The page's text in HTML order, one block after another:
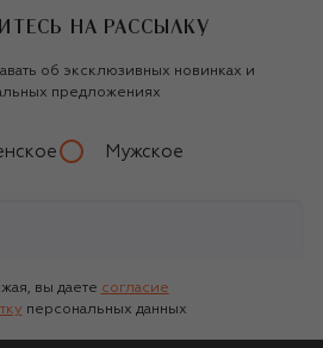
НА РАССЫЛКУ
об эксклюзивных новинках и
предложениях
Мужское
вы даете согласие
персональных данных